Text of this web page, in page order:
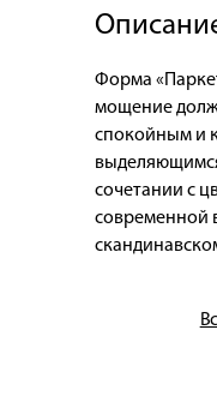
Форма
мощение
спокойным и
сочетании с
современной